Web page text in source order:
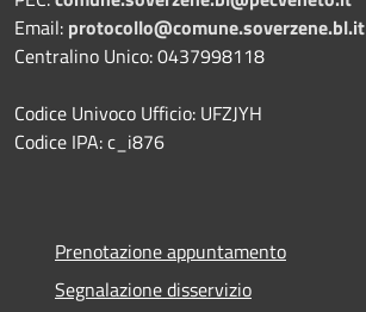
Email: protocollo@comune.soverzene.bl.it
Centralino Unico: 0437998118
Codice Univoco Ufficio: UFZJYH
Codice IPA: c_i876
Prenotazione appuntamento
Segnalazione disservizio